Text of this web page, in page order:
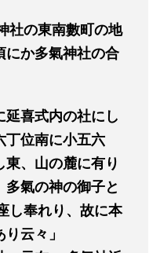
社の東南數町の地
にか多氣神社の合
延喜式内の社にし
丁位南に小五六
東、山の麓に有り
多氣の神の御子と
し奉れり、故に本
云々」